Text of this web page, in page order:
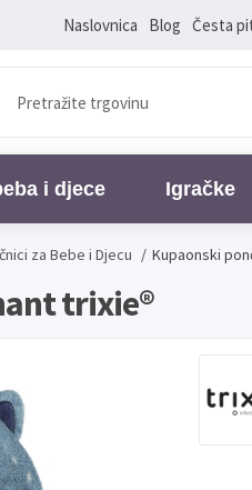
Naslovnica Blog Česta
i djece Igračke
za Bebe i Djecu / Kupaonski
trixie®